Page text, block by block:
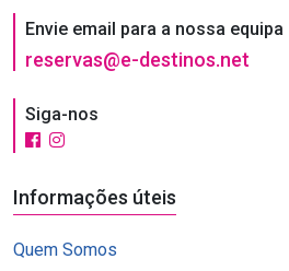
Envie email para a nossa equipa
reservas@e-destinos.net
Siga-nos
Informações úteis
Quem Somos